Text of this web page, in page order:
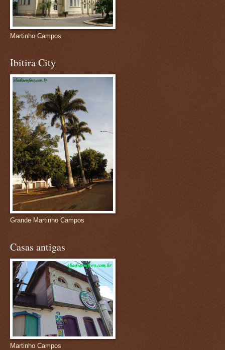
Martinho Campos
Ibitira City
Grande Martinho Campos
Casas antigas
Martinho Campos